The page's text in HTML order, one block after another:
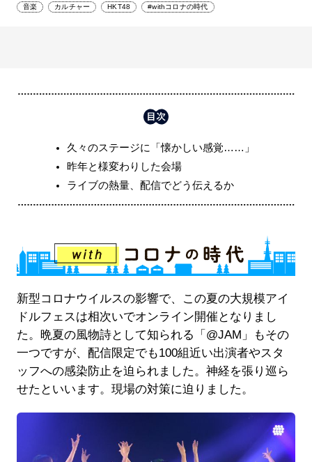
音楽 カルチャー HKT48 #withコロナの時代
久々のステージに「懐かしい感覚……」
昨年と様変わりした会場
ライブの熱量、配信でどう伝えるか
新型コロナウイルスの影響で、この夏の大規模アイ
ドルフェスは相次いでオンライン開催となりまし
た。晩夏の風物詩として知られる「@JAM」もその
一つですが、配信限定でも100組近い出演者やスタ
ッフへの感染防止を迫られました。神経を張り巡ら
せたといいます。現場の対策に迫りました。